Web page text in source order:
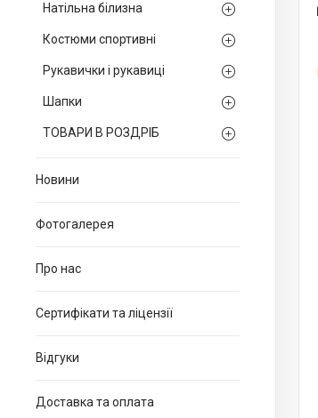
Натільна білизна
Костюми спортивні
Рукавички і рукавиці
Шапки
ТОВАРИ В РОЗДРІБ
Новини
Фотогалерея
Про нас
Сертифікати та ліцензії
Відгуки
Доставка та оплата